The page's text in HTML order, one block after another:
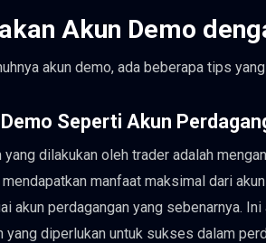
Akun Demo
akun demo, ada beberapa tips
Seperti Akun
dilakukan oleh trader adalah
manfaat maksimal dari
akun perdagangan yang sebenarnya.
yang diperlukan untuk sukses dalam